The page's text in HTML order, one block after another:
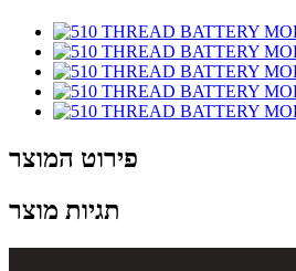
פירוט המוצר
תגיות מוצר